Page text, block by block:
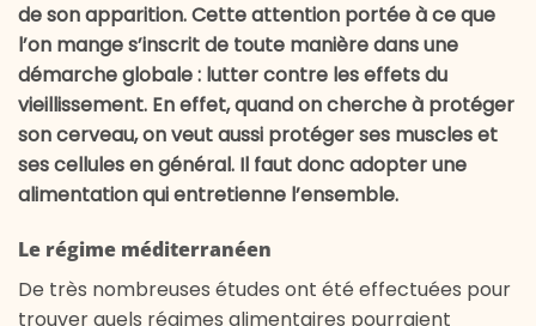
de son apparition. Cette attention portée à ce que
l’on mange s’inscrit de toute manière dans une
démarche globale : lutter contre les effets du
vieillissement. En effet, quand on cherche à protéger
son cerveau, on veut aussi protéger ses muscles et
ses cellules en général. Il faut donc adopter une
alimentation qui entretienne l’ensemble.
Le régime méditerranéen
De très nombreuses études ont été effectuées pour
trouver quels régimes alimentaires pourraient